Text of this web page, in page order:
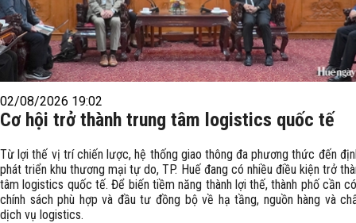
02/08/2026 19:02
Cơ hội trở thành trung tâm logistics quốc tế
Từ lợi thế vị trí chiến lược, hệ thống giao thông đa phương thức đến
phát triển khu thương mại tự do, TP. Huế đang có nhiều điều kiện trở
tâm logistics quốc tế. Để biến tiềm năng thành lợi thế, thành phố cần
chính sách phù hợp và đầu tư đồng bộ về hạ tầng, nguồn hàng và
dịch vụ logistics.